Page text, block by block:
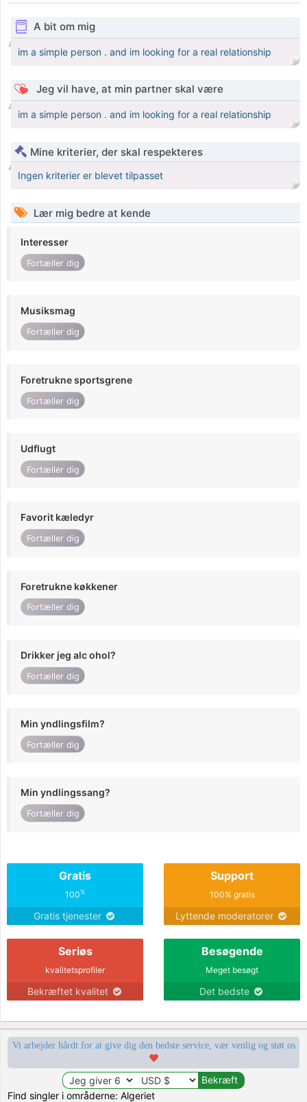
A bit om mig
im a simple person . and im looking for a real relationship
Jeg vil have, at min partner skal være
im a simple person . and im looking for a real relationship
Mine kriterier, der skal respekteres
Ingen kriterier er blevet tilpasset
Lær mig bedre at kende
Interesser
Fortæller dig
Musiksmag
Fortæller dig
Foretrukne sportsgrene
Fortæller dig
Udflugt
Fortæller dig
Favorit kæledyr
Fortæller dig
Foretrukne køkkener
Fortæller dig
Drikker jeg alc ohol?
Fortæller dig
Min yndlingsfilm?
Fortæller dig
Min yndlingssang?
Fortæller dig
Gratis
100%
Gratis tjenester
Support
100% gratis
Lyttende moderatorer
Seriøs
kvalitetsprofiler
Bekræftet kvalitet
Besøgende
Meget besøgt
Det bedste
Vi arbejder hårdt for at give dig den bedste service, vær venlig og støt os
Find singler i områderne: Algeriet